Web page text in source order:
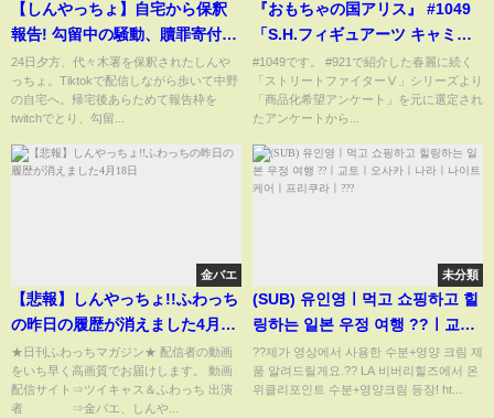
【しんやっちょ】自宅から保釈
報告! 勾留中の騒動、贖罪寄付、
炎上とコラボ、これからの配信 6
月24日
24日夕方、代々木署を保釈されたしんや
っちょ。Tiktokで配信しながら歩いて中野
の自宅へ。帰宅後あらためて報告枠を
twitchでとり、勾留...
『おもちゃの国アリス』 #1049
「S.H.フィギュアーツ キャミィ
の紹介」
#1049です。 #921で紹介した春麗に続く
「ストリートファイターⅤ」シリーズより
「商品化希望アンケート」を元に選定され
たアンケートから...
金バエ
【悲報】しんやっちょ!!ふわっち
の昨日の履歴が消えました4月18
日
★日刊ふわっちマガジン★ 配信者の動画
をいち早く高画質でお届けします。 動画
配信サイト⇒ツイキャス＆ふわっち 出演
者 ⇒金バエ、しんや...
未分類
(SUB) 유인영ㅣ먹고 쇼핑하고 힐
링하는 일본 우정 여행 ??ㅣ교토
ㅣ오사카ㅣ나라ㅣ나이트케어ㅣ
프리쿠라ㅣ???
??제가 영상에서 사용한 수분+영양 크림 제
품 알려드릴게요.?? LA 비버리힐즈에서 온
위클리포인트 수분+영양크림 등장! ht...